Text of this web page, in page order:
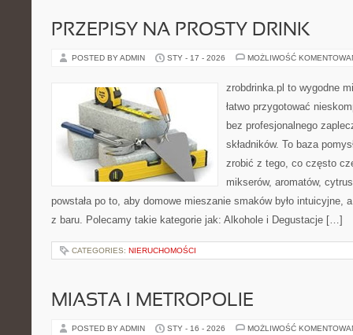
PRZEPISY NA PROSTY DRINK
POSTED BY ADMIN STY - 17 - 2026 MOŻLIWOŚĆ
zrobdrinka.pl to wygodne
łatwo przygotować
bez profesjonalnego
składników. To baza
zrobić z tego, co często
mikserów, aromatów,
powstała po to, aby domowe mieszanie smaków było intuicyjne,
z baru. Polecamy takie kategorie jak: Alkohole i Degustacje […]
CATEGORIES: NIERUCHOMOŚCI
MIASTA I METROPOLIE
POSTED BY ADMIN STY - 16 - 2026 MOŻLIWOŚĆ